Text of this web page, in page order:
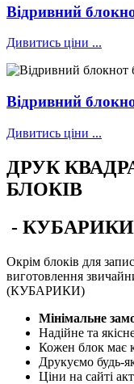
Відривний
Дивитись ціни ...
Відривний
Дивитись ціни ...
ДРУК
БЛОКІВ
- КУБАРИКИ
Окрім блоків для
виготовлення
(КУБАРИКИ)
Мінімальне
Надійне та
Кожен блок має
Друкуємо будь-
Ціни на сайті